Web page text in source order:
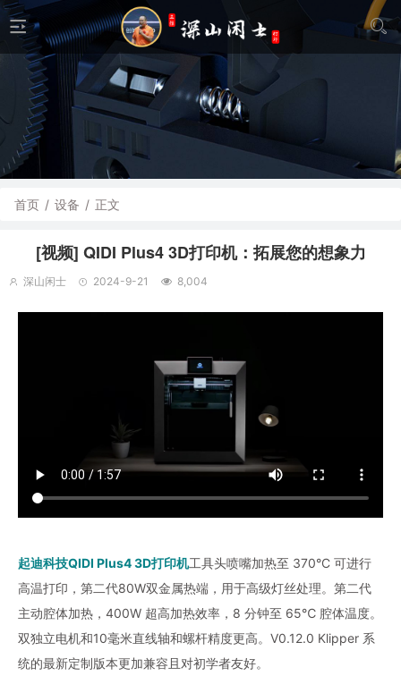
首页 / 设备 / 正文
[视频] QIDI Plus4 3D打印机：拓展您的想象力
深山闲士 2024-9-21 8,004
起迪科技QIDI Plus4 3D打印机工具头喷嘴加热至 370°C 可进行
高温打印，第二代80W双金属热端，用于高级灯丝处理。第二代
主动腔体加热，400W 超高加热效率，8 分钟至 65℃ 腔体温度。
双独立电机和10毫米直线轴和螺杆精度更高。V0.12.0 Klipper 系
统的最新定制版本更加兼容且对初学者友好。